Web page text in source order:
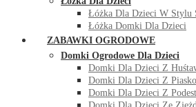
Łóżka Dla Dzieci W Stylu
Łóżka Domki Dla Dzieci
ZABAWKI OGRODOWE
Domki Ogrodowe Dla Dzieci
Domki Dla Dzieci Z
Domki Dla Dzieci Z
Domki Dla Dzieci Z